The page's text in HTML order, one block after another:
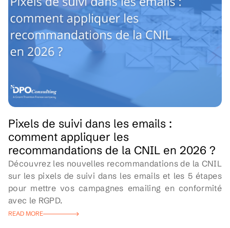
Pixels de suivi dans les emails :
comment appliquer les
recommandations de la CNIL en 2026 ?
Découvrez les nouvelles recommandations de la CNIL
sur les pixels de suivi dans les emails et les 5 étapes
pour mettre vos campagnes emailing en conformité
avec le RGPD.
READ MORE